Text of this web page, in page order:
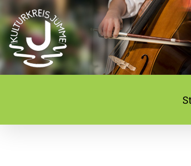
Zum
Inhalt
springen